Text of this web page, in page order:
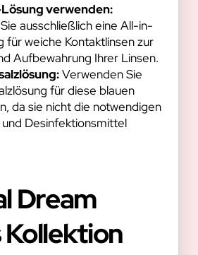
verwenden:
ausschließlich eine All-in-
für weiche Kontaktlinsen zur
Aufbewahrung Ihrer Linsen.
Verwenden Sie
für diese blauen
da sie nicht die notwendigen
Desinfektionsmittel
Dream
Kollektion